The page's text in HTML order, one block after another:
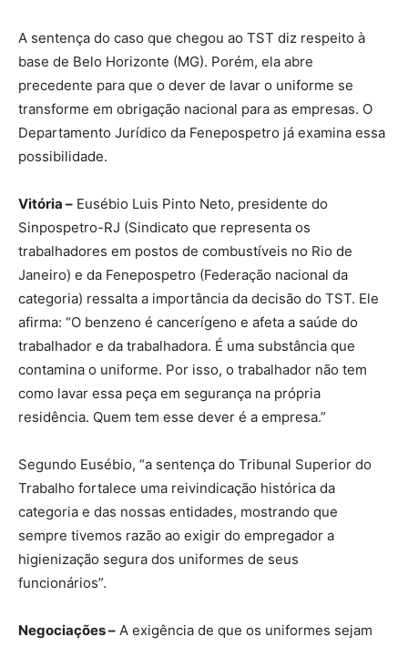
A sentença do caso que chegou ao TST diz respeito à
base de Belo Horizonte (MG). Porém, ela abre
precedente para que o dever de lavar o uniforme se
transforme em obrigação nacional para as empresas. O
Departamento Jurídico da Fenepospetro já examina essa
possibilidade.
Vitória – Eusébio Luis Pinto Neto, presidente do
Sinpospetro-RJ (Sindicato que representa os
trabalhadores em postos de combustíveis no Rio de
Janeiro) e da Fenepospetro (Federação nacional da
categoria) ressalta a importância da decisão do TST. Ele
afirma: “O benzeno é cancerígeno e afeta a saúde do
trabalhador e da trabalhadora. É uma substância que
contamina o uniforme. Por isso, o trabalhador não tem
como lavar essa peça em segurança na própria
residência. Quem tem esse dever é a empresa.”
Segundo Eusébio, “a sentença do Tribunal Superior do
Trabalho fortalece uma reivindicação histórica da
categoria e das nossas entidades, mostrando que
sempre tivemos razão ao exigir do empregador a
higienização segura dos uniformes de seus
funcionários”.
Negociações – A exigência de que os uniformes sejam